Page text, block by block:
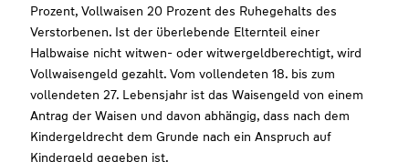
Prozent, Vollwaisen 20 Prozent des Ruhegehalts des
Verstorbenen. Ist der überlebende Elternteil einer
Halbwaise nicht witwen- oder witwergeldberechtigt, wird
Vollwaisengeld gezahlt. Vom vollendeten 18. bis zum
vollendeten 27. Lebensjahr ist das Waisengeld von einem
Antrag der Waisen und davon abhängig, dass nach dem
Kindergeldrecht dem Grunde nach ein Anspruch auf
Kindergeld gegeben ist.